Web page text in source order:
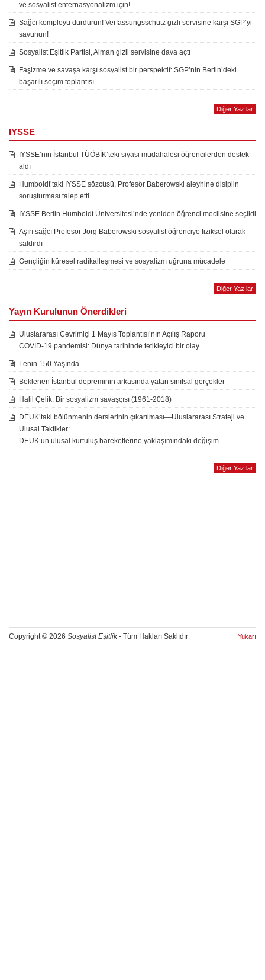
ve sosyalist enternasyonalizm için!
Sağcı komployu durdurun! Verfassungsschutz gizli servisine karşı SGP’yi
savunun!
Sosyalist Eşitlik Partisi, Alman gizli servisine dava açtı
Faşizme ve savaşa karşı sosyalist bir perspektif: SGP’nin Berlin’deki
başarılı seçim toplantısı
Diğer Yazılar
IYSSE
IYSSE’nin İstanbul TÜÖBİK’teki siyasi müdahalesi öğrencilerden destek
aldı
Humboldt’taki IYSSE sözcüsü, Profesör Baberowski aleyhine disiplin
soruşturması talep etti
IYSSE Berlin Humboldt Üniversitesi’nde yeniden öğrenci meclisine seçildi
Aşırı sağcı Profesör Jörg Baberowski sosyalist öğrenciye fiziksel olarak
saldırdı
Gençliğin küresel radikalleşmesi ve sosyalizm uğruna mücadele
Diğer Yazılar
Yayın Kurulunun Önerdikleri
Uluslararası Çevrimiçi 1 Mayıs Toplantısı’nın Açılış Raporu
COVID-19 pandemisi: Dünya tarihinde tetikleyici bir olay
Lenin 150 Yaşında
Beklenen İstanbul depreminin arkasında yatan sınıfsal gerçekler
Halil Çelik: Bir sosyalizm savaşçısı (1961-2018)
DEUK’taki bölünmenin derslerinin çıkarılması—Uluslararası Strateji ve
Ulusal Taktikler:
DEUK’un ulusal kurtuluş hareketlerine yaklaşımındaki değişim
Diğer Yazılar
Copyright © 2026 Sosyalist Eşitlik- Tüm Hakları Saklıdır Yukarı